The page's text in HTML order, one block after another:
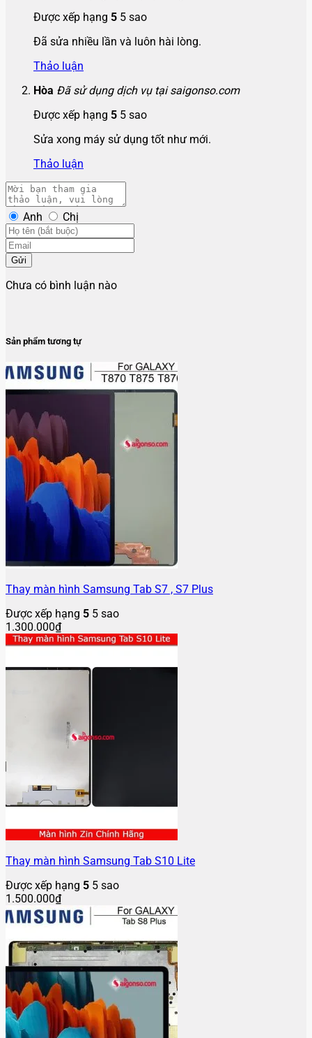
Được xếp hạng 5 5 sao
Đã sửa nhiều lần và luôn hài lòng.
Thảo luận
Hòa Đã sử dụng dịch vụ tại saigonso.com
Được xếp hạng 5 5 sao
Sửa xong máy sử dụng tốt như mới.
Thảo luận
Anh Chị
Gửi
Chưa có bình luận nào
Sản phẩm tương tự
Thay màn hình Samsung Tab S7 , S7 Plus
Được xếp hạng 5 5 sao
1.300.000₫
Thay màn hình Samsung Tab S10 Lite
Được xếp hạng 5 5 sao
1.500.000₫